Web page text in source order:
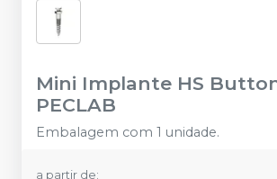
Mini Implante HS
PECLAB
Embalagem com 1 unidade.
a partir de: